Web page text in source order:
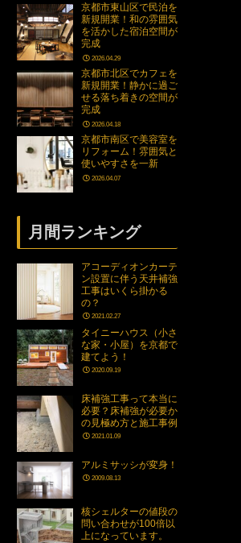
京都市東山区で民泊を
新規開業！和の雰囲気
を活かした宿泊空間が
完成
2026.04.29
京都市北区でカフェを
新規開業！静かに過ご
せる落ち着きの空間が
完成
2026.04.18
京都市南区で美容室を
リフォーム！雰囲気と
使いやすさを一新
2026.04.07
月間ランキング
アコーディオンカーテ
ン設置に伴う天井補強
工事はいくら掛かる
の？
2021.02.27
タイニーハウス（小さ
な家・小屋）を京都で
建てよう！
2020.09.19
床補強工事って本当に
必要？床補強が必要か
の見極め方と施工事例
2021.01.09
アルミサッシが変身！
2009.08.13
核シェルターの値段の
問い合わせが100倍以
上になっています。